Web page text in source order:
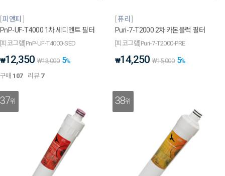
피앤피
PnP-UF-T4000 1차 세디멘트 필터
[피코그램]PnP-UF-T4000-SED
₩12,350 ₩13,000 5%
구매 107 리뷰 7
퓨리
Puri-7-T2000 2차 카본블럭 필터
[피코그램]Puri-7-T2000-PRE
₩14,250 ₩15,000 5%
37위 38위